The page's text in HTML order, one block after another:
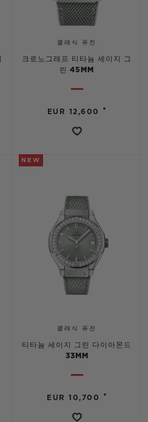
클래식 퓨전
크로노그래프 티타늄 세이지 그
린 45MM
EUR 12,600 •
NEW
클래식 퓨전
티타늄 세이지 그린 다이아몬드
33MM
EUR 10,700 •